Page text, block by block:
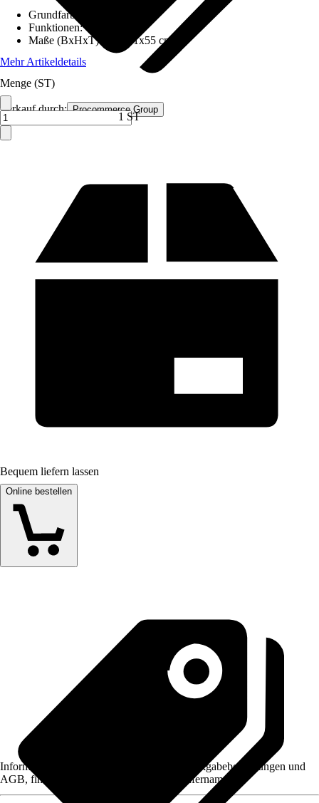
Verkauf durch: Procommerce Group
Grundfarbe
Funktionen:-
Maße (BxHxT)
105x51x55 cm
Mehr Artikeldetails
Menge (ST)
1 ST
Bequem liefern lassen
Online bestellen
Informationen des Verkäufers, wie z. B. Rückgabebedingungen und
AGB, finden Sie bei Klick auf den Verkäufernamen.